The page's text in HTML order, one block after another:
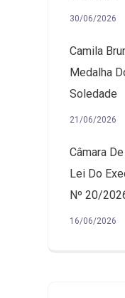
30/06/2026
Camila
Medalha
Soledade
21/06/2026
Câmara
Lei Do
Nº 20/
16/06/2026